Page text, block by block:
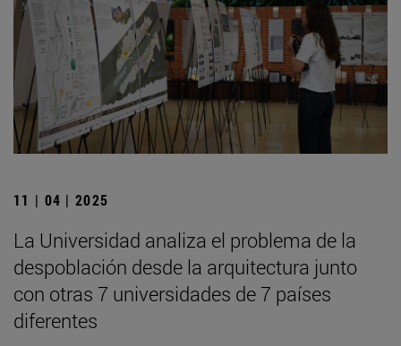
11 | 04 | 2025
La Universidad analiza el problema de la
despoblación desde la arquitectura junto
con otras 7 universidades de 7 países
diferentes